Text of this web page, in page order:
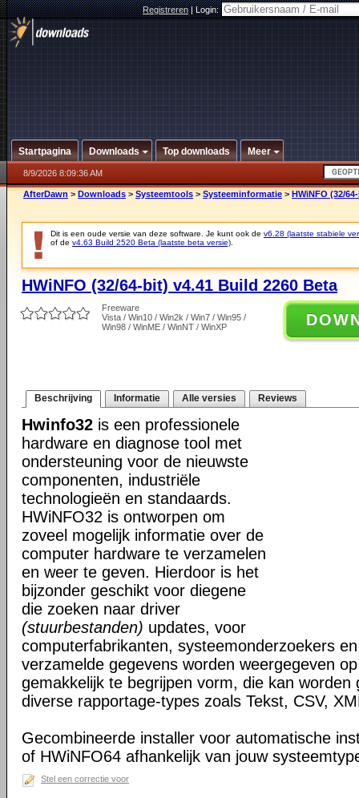
Registreren|Login:
Startpagina Downloads Top downloads Meer
8/9/2026 8:09:36 AM
AfterDawn > Downloads > Systeemtools > Systeeminformatie > HWiNFO (32/
Dit is een oude versie van deze software. Je kunt ook de v6.28 (laatste stabiele
of de v4.63 Build 2520 Beta (laatste beta versie)
HWiNFO (32/64-bit) v4.41 Build 2260 Beta
Freeware
Vista / Win10 / Win2k / Win7 / Win95 /
Win98 / WinME / WinNT / WinXP
Beschrijving Informatie Alle versies Reviews
Hwinfo32 is een professionele
hardware en diagnose tool met
ondersteuning voor de nieuwste
componenten, industriële
technologieën en standaards.
HWiNFO32 is ontworpen om
zoveel mogelijk informatie over de
computer hardware te verzamelen
en weer te geven. Hierdoor is het
bijzonder geschikt voor diegene
die zoeken naar driver
(stuurbestanden) updates, voor
computerfabrikanten, systeemonderzoekers
verzamelde gegevens worden weergegeven
gemakkelijk te begrijpen vorm, die kan worden
diverse rapportage-types zoals Tekst, CSV,
Gecombineerde installer voor automatische
of HWiNFO64 afhankelijk van jouw
Stel een correctie voor